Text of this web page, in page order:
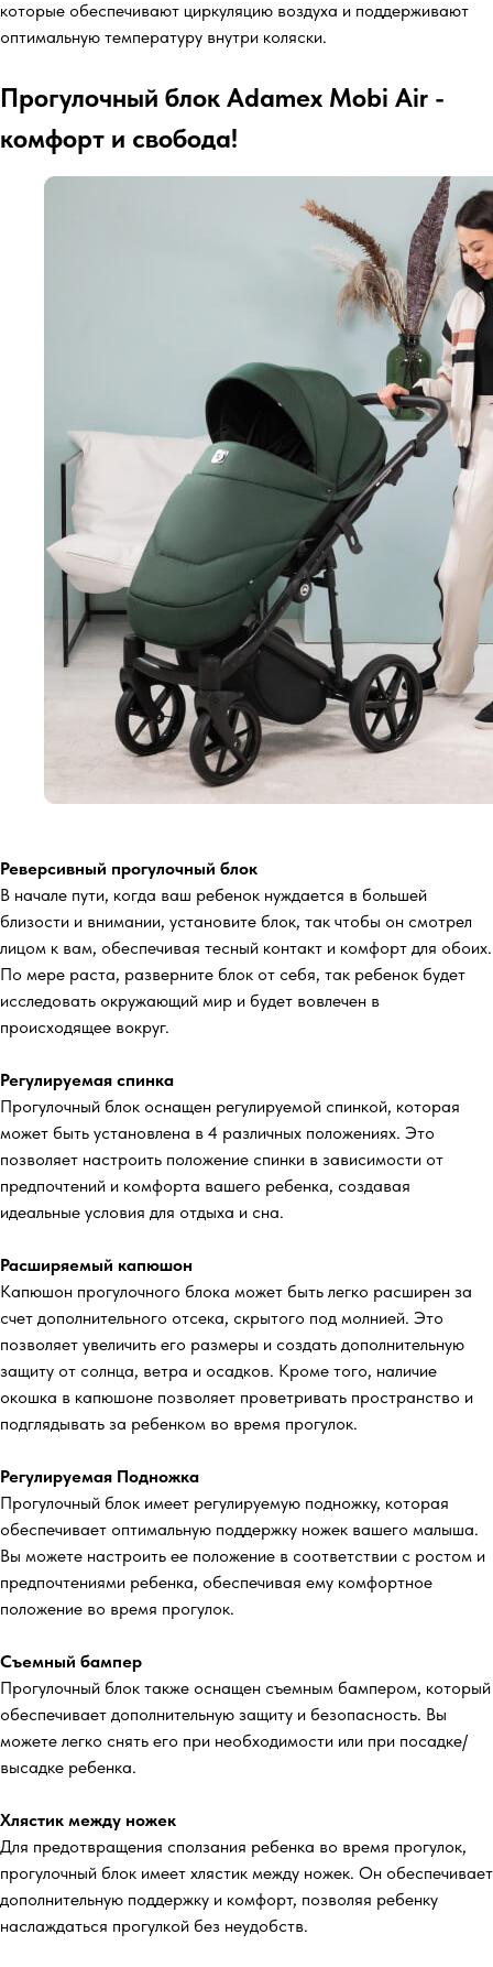
которые обеспечивают циркуляцию воздуха и поддерживают
оптимальную температуру внутри коляски.
Прогулочный блок Adamex Mobi Air -
комфорт и свобода!
Реверсивный прогулочный блок
В начале пути, когда ваш ребенок нуждается в большей
близости и внимании, установите блок, так чтобы он смотрел
лицом к вам, обеспечивая тесный контакт и комфорт для обоих.
По мере раста, разверните блок от себя, так ребенок будет
исследовать окружающий мир и будет вовлечен в
происходящее вокруг.
Регулируемая спинка
Прогулочный блок оснащен регулируемой спинкой, которая
может быть установлена в 4 различных положениях. Это
позволяет настроить положение спинки в зависимости от
предпочтений и комфорта вашего ребенка, создавая
идеальные условия для отдыха и сна.
Расширяемый капюшон
Капюшон прогулочного блока может быть легко расширен за
счет дополнительного отсека, скрытого под молнией. Это
позволяет увеличить его размеры и создать дополнительную
защиту от солнца, ветра и осадков. Кроме того, наличие
окошка в капюшоне позволяет проветривать пространство и
подглядывать за ребенком во время прогулок.
Регулируемая Подножка
Прогулочный блок имеет регулируемую подножку, которая
обеспечивает оптимальную поддержку ножек вашего малыша.
Вы можете настроить ее положение в соответствии с ростом и
предпочтениями ребенка, обеспечивая ему комфортное
положение во время прогулок.
Съемный бампер
Прогулочный блок также оснащен съемным бампером, который
обеспечивает дополнительную защиту и безопасность. Вы
можете легко снять его при необходимости или при посадке/
высадке ребенка.
Хлястик между ножек
Для предотвращения сползания ребенка во время прогулок,
прогулочный блок имеет хлястик между ножек. Он обеспечивает
дополнительную поддержку и комфорт, позволяя ребенку
наслаждаться прогулкой без неудобств.